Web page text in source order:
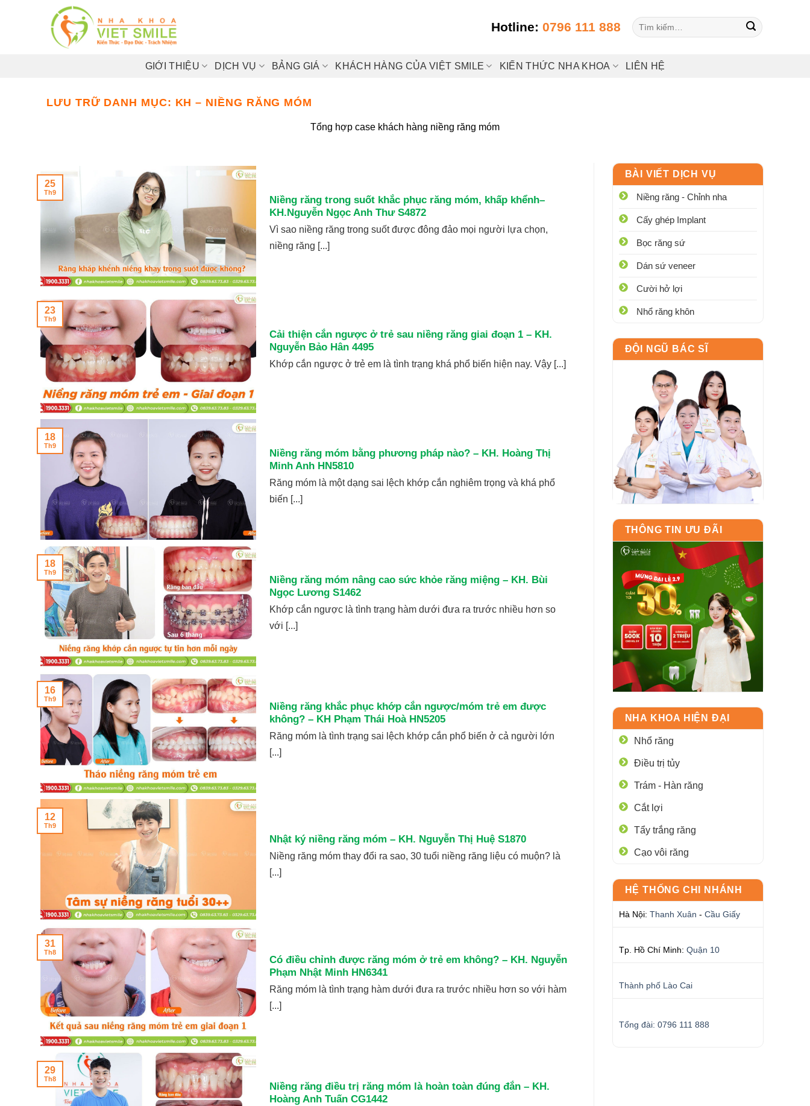
Hotline: 0796 111 888
Tìm
kiếm:
GIỚI THIỆU DỊCH VỤ BẢNG GIÁ KHÁCH HÀNG CỦA VIỆT SMILE KIẾN THỨC NHA KHOA LIÊN HỆ
LƯU TRỮ DANH MỤC: KH – NIỀNG RĂNG MÓM
Tổng hợp case khách hàng niềng răng móm
Niềng răng trong suốt khắc phục răng móm, khấp khểnh–
KH.Nguyễn Ngọc Anh Thư S4872
Vì sao niềng răng trong suốt được đông đảo mọi người lựa chọn,
niềng răng [...]
25
Th9
Cải thiện cắn ngược ở trẻ sau niềng răng giai đoạn 1 – KH.
Nguyễn Bảo Hân 4495
Khớp cắn ngược ở trẻ em là tình trạng khá phổ biến hiện nay. Vậy [...]
23
Th9
Niềng răng móm bằng phương pháp nào? – KH. Hoàng Thị
Minh Anh HN5810
Răng móm là một dạng sai lệch khớp cắn nghiêm trọng và khá phổ
biến [...]
18
Th9
Niềng răng móm nâng cao sức khỏe răng miệng – KH. Bùi
Ngọc Lương S1462
Khớp cắn ngược là tình trạng hàm dưới đưa ra trước nhiều hơn so
với [...]
18
Th9
Niềng răng khắc phục khớp cắn ngược/móm trẻ em được
không? – KH Phạm Thái Hoà HN5205
Răng móm là tình trạng sai lệch khớp cắn phổ biến ở cả người lớn
[...]
16
Th9
Nhật ký niềng răng móm – KH. Nguyễn Thị Huệ S1870
Niềng răng móm thay đổi ra sao, 30 tuổi niềng răng liệu có muộn? là
[...]
12
Th9
Có điều chỉnh được răng móm ở trẻ em không? – KH. Nguyễn
Phạm Nhật Minh HN6341
Răng móm là tình trạng hàm dưới đưa ra trước nhiều hơn so với hàm
[...]
31
Th8
Niềng răng điều trị răng móm là hoàn toàn đúng đắn – KH.
Hoàng Anh Tuấn CG1442
29
Th8
BÀI VIẾT DỊCH VỤ
Niềng răng - Chỉnh nha
Cấy ghép Implant
Bọc răng sứ
Dán sứ veneer
Cười hở lợi
Nhổ răng khôn
ĐỘI NGŨ BÁC SĨ
THÔNG TIN ƯU ĐÃI
NHA KHOA HIỆN ĐẠI
Nhổ răng
Điều trị tủy
Trám - Hàn răng
Cắt lợi
Tẩy trắng răng
Cạo vôi răng
HỆ THỐNG CHI NHÁNH
Hà Nội: Thanh Xuân - Cầu Giấy
Tp. Hồ Chí Minh: Quận 10
Thành phố Lào Cai
Tổng đài: 0796 111 888